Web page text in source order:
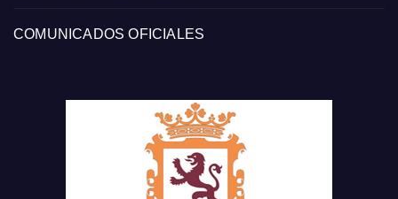
COMUNICADOS OFICIALES